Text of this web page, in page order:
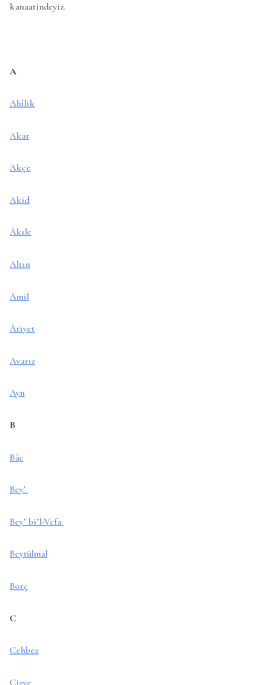
kanaatindeyiz.
A
Ahîlik
Akar
Akçe
Akid
Âkıle
Altın
Âmil
Âriyet
Avarız
Ayn
B
Bâc
Bey’
Bey’ bi’l-Vefa
Beytülmal
Borç
C
Cehbez
Cizye